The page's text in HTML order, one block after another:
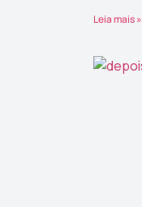
Leia mais »